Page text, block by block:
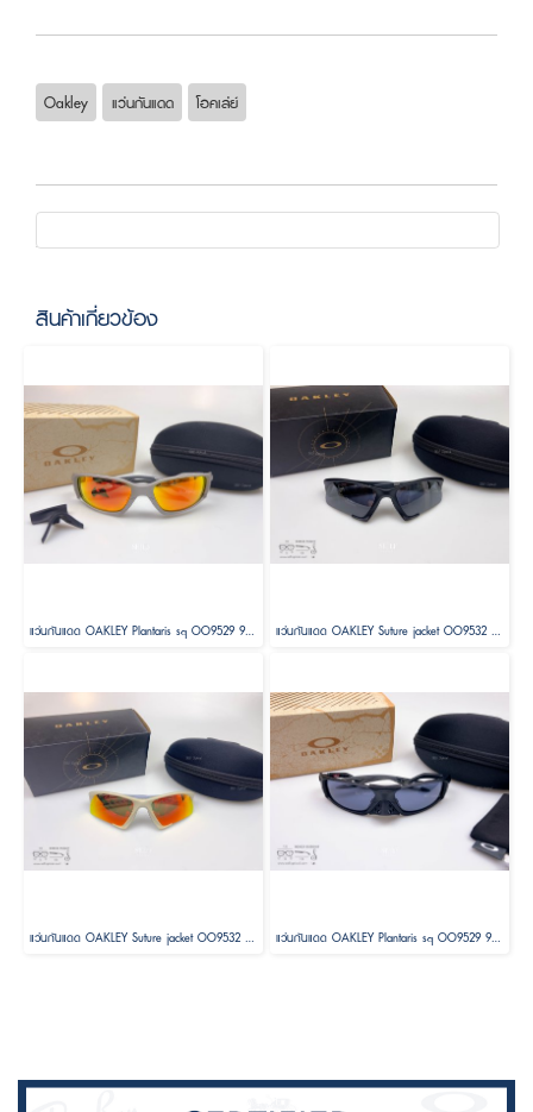
Oakley แว่นกันแดด โอคเล่ย์
สินค้าเกี่ยวข้อง
แว่นกันแดด OAKLEY Plantaris sq OO9529 95290561 Size 61 แว่นกันแดด OAKLEY Suture jacket OO9532 953201 Size 64
แว่นกันแดด OAKLEY Suture jacket OO9532 953207 Size 64 แว่นกันแดด OAKLEY Plantaris sq OO9529 95290161 Size 61